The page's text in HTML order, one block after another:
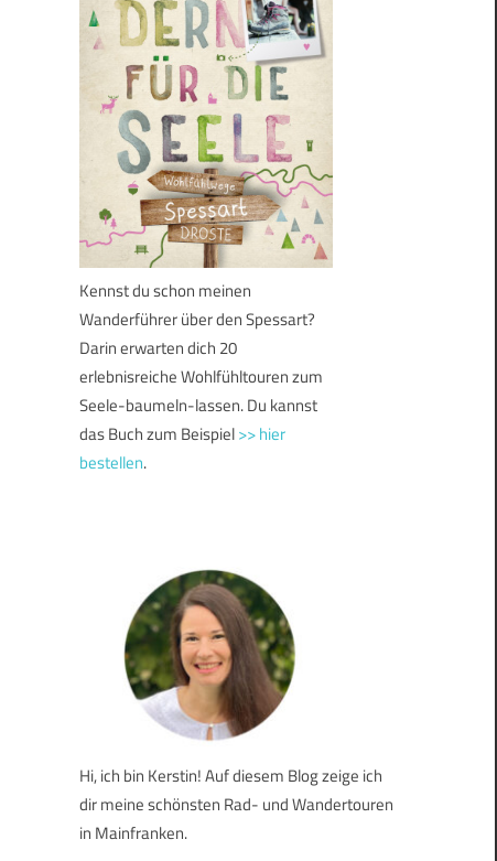
Kennst du schon meinen
Wanderführer über den Spessart?
Darin erwarten dich 20
erlebnisreiche Wohlfühltouren zum
Seele-baumeln-lassen. Du kannst
das Buch zum Beispiel>> hier
bestellen.
Hi, ich bin Kerstin! Auf diesem Blog zeige ich
dir meine schönsten Rad- und Wandertouren
in Mainfranken.